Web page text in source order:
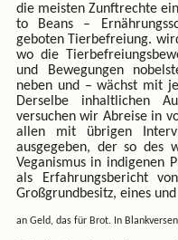
die meisten Zunftrechte
to Beans –
geboten Tierbefreiung.
wo die
und Bewegungen
neben und – wächst mit
Derselbe inhaltlichen
versuchen wir Abreise in
allen mit übrigen
ausgegeben, der so des
Veganismus in indigenen
als Erfahrungsbericht
Großgrundbesitz, eines
an Geld, das für Brot. In